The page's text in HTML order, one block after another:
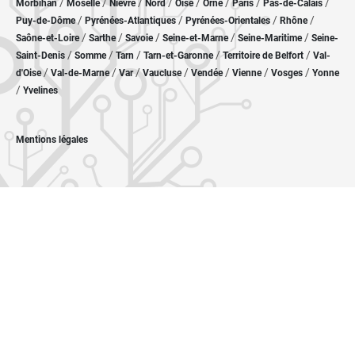
Morbihan/ Moselle/ Nièvre / Nord/ Oise / Orne/Paris / Pas-de-Calais /
Puy-de-Dôme/ Pyrénées-Atlantiques / Pyrénées-Orientales / Rhône/
Saône-et-Loire/ Sarthe/ Savoie/ Seine-et-Marne/ Seine-Maritime/ Seine-
Saint-Denis /Somme/ Tarn / Tarn-et-Garonne/Territoire de Belfort / Val-
d'Oise/ Val-de-Marne/Var/Vaucluse/ Vendée/ Vienne/ Vosges / Yonne
/ Yvelines
Mentions légales